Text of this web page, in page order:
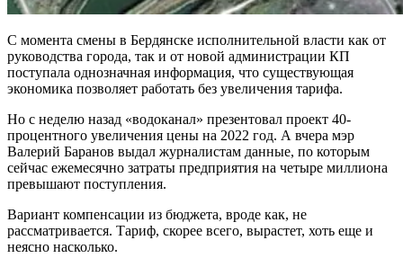
С момента смены в Бердянске исполнительной власти как от
руководства города, так и от новой администрации КП
поступала однозначная информация, что существующая
экономика позволяет работать без увеличения тарифа.
Но с неделю назад «водоканал» презентовал проект 40-
процентного увеличения цены на 2022 год. А вчера мэр
Валерий Баранов выдал журналистам данные, по которым
сейчас ежемесячно затраты предприятия на четыре миллиона
превышают поступления.
Вариант компенсации из бюджета, вроде как, не
рассматривается. Тариф, скорее всего, вырастет, хоть еще и
неясно насколько.